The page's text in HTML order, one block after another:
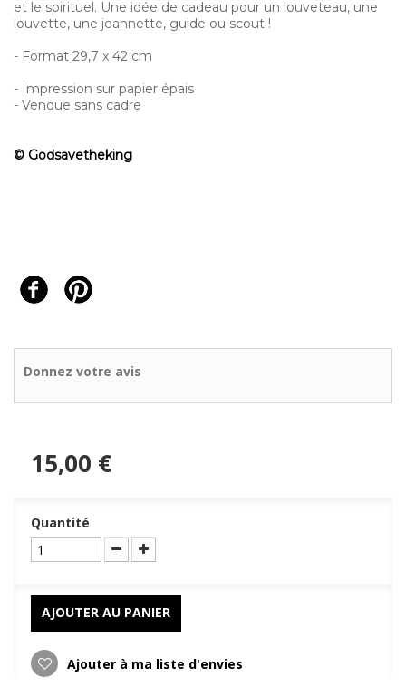
et le spirituel. Une idée de cadeau pour un louveteau, une
louvette, une jeannette, guide ou scout !
- Format 29,7 x 42 cm
- Impression sur papier épais
- Vendue sans cadre
© Godsavetheking
Donnez votre avis
15,00 €
Quantité
AJOUTER AU PANIER
Ajouter à ma liste d'envies